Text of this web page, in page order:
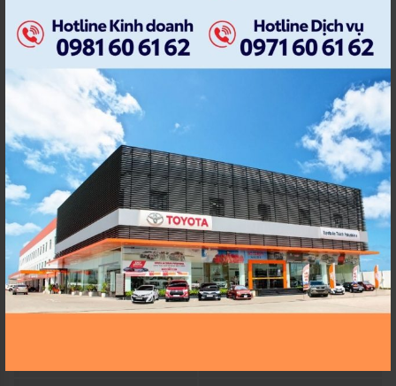
TOYOTA AN THÀNH
TOYOTA AN THÀNH
TOYOTA AN THÀNH
FUKUSHIM
TOYOTA AN THANH
FUKUSHIMA
TOYOTA AVANZA
TOYOTA AVANZA 2024
TOYOTA BINH CHANH
TOYOTA CHÍNH HÃNG
TOYOTA COROLLA
TOYOTA COROLLA ALTIS
TOYOTA DỊCH VỤ
TOYOTA EKIDEN
TOYOTA EKIDEN 2023
TOYOTA HEV